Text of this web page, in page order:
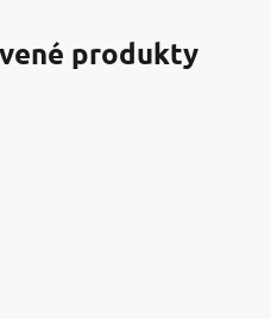
produkty